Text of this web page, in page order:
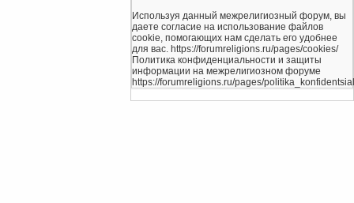
Используя данный межрелигиозный форум, вы
даете согласие на использование файлов
cookie, помогающих нам сделать его удобнее
для вас. https://forumreligions.ru/pages/cookies/
Политика конфиденциальности и защиты
информации на межрелигиозном форуме
https://forumreligions.ru/pages/